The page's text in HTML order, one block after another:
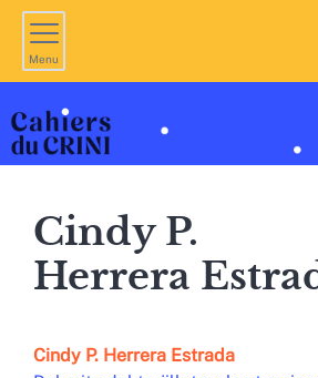
Menu
Cindy P.
Herrera
Cindy P. Herrera Estrada